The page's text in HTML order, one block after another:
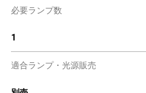
必要ランプ数
1
適合ランプ・光源販売